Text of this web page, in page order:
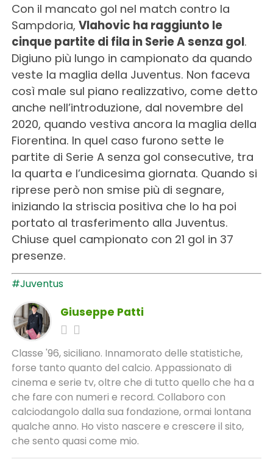
Con il mancato gol nel match contro la
Sampdoria, Vlahovic ha raggiunto le
cinque partite di fila in Serie A senza gol.
Digiuno più lungo in campionato da quando
veste la maglia della Juventus. Non faceva
così male sul piano realizzativo, come detto
anche nell’introduzione, dal novembre del
2020, quando vestiva ancora la maglia della
Fiorentina. In quel caso furono sette le
partite di Serie A senza gol consecutive, tra
la quarta e l’undicesima giornata. Quando si
riprese però non smise più di segnare,
iniziando la striscia positiva che lo ha poi
portato al trasferimento alla Juventus.
Chiuse quel campionato con 21 gol in 37
presenze.
#Juventus
Giuseppe Patti
Classe '96, siciliano. Innamorato delle statistiche,
forse tanto quanto del calcio. Appassionato di
cinema e serie tv, oltre che di tutto quello che ha a
che fare con numeri e record. Collaboro con
calciodangolo dalla sua fondazione, ormai lontana
qualche anno. Ho visto nascere e crescere il sito,
che sento quasi come mio.